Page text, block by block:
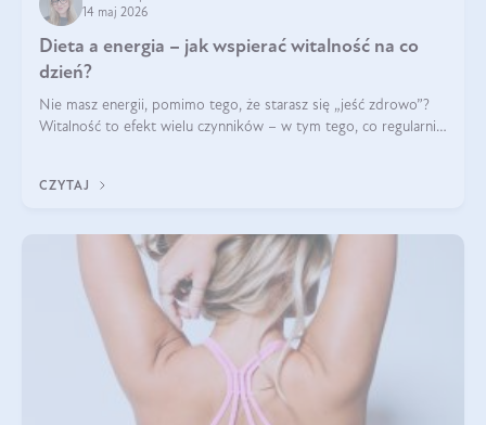
14 maj 2026
Dieta a energia – jak wspierać witalność na co
dzień?
Nie masz energii, pomimo tego, że starasz się „jeść zdrowo”?
Witalność to efekt wielu czynników – w tym tego, co regularnie
CZYTAJ